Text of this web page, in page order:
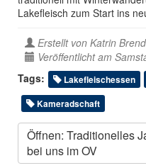
Lakefleisch zum Start ins
Erstellt von Katrin
Veröffentlicht am
Tags:
Lakefleischessen
Kameradschaft
Öffnen: Traditionelles
bei uns im OV